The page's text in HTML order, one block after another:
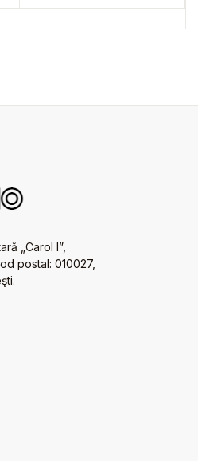
„Carol I”,
postal: 010027,